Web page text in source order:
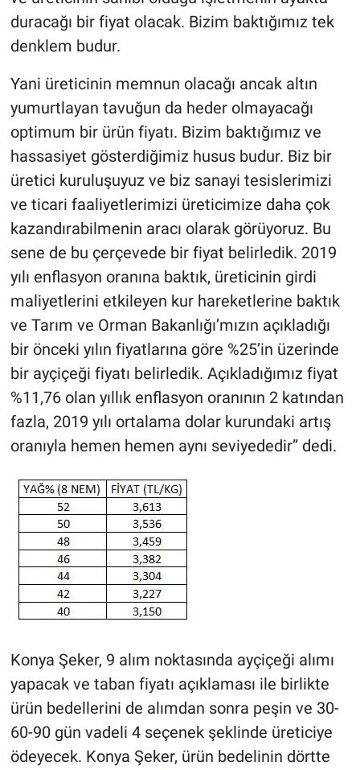
duracağı bir fiyat olacak. Bizim baktığımız tek
denklem budur.
Yani üreticinin memnun olacağı ancak altın
yumurtlayan tavuğun da heder olmayacağı
optimum bir ürün fiyatı. Bizim baktığımız ve
hassasiyet gösterdiğimiz husus budur. Biz bir
üretici kuruluşuyuz ve biz sanayi tesislerimizi
ve ticari faaliyetlerimizi üreticimize daha çok
kazandırabilmenin aracı olarak görüyoruz. Bu
sene de bu çerçevede bir fiyat belirledik. 2019
yılı enflasyon oranına baktık, üreticinin girdi
maliyetlerini etkileyen kur hareketlerine baktık
ve Tarım ve Orman Bakanlığı’mızın açıkladığı
bir önceki yılın fiyatlarına göre %25’in üzerinde
bir ayçiçeği fiyatı belirledik. Açıkladığımız fiyat
%11,76 olan yıllık enflasyon oranının 2 katından
fazla, 2019 yılı ortalama dolar kurundaki artış
oranıyla hemen hemen aynı seviyededir” dedi.
Konya Şeker, 9 alım noktasında ayçiçeği alımı
yapacak ve taban fiyatı açıklaması ile birlikte
ürün bedellerini de alımdan sonra peşin ve 30-
60-90 gün vadeli 4 seçenek şeklinde üreticiye
ödeyecek. Konya Şeker, ürün bedelinin dörtte